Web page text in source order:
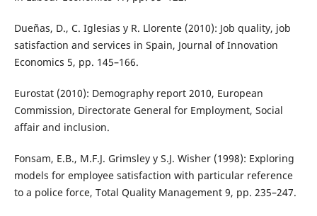
Dueñas, D., C. Iglesias y R. Llorente (2010): Job quality, job
satisfaction and services in Spain, Journal of Innovation
Economics 5, pp. 145–166.
Eurostat (2010): Demography report 2010, European
Commission, Directorate General for Employment, Social
affair and inclusion.
Fonsam, E.B., M.F.J. Grimsley y S.J. Wisher (1998): Exploring
models for employee satisfaction with particular reference
to a police force, Total Quality Management 9, pp. 235–247.